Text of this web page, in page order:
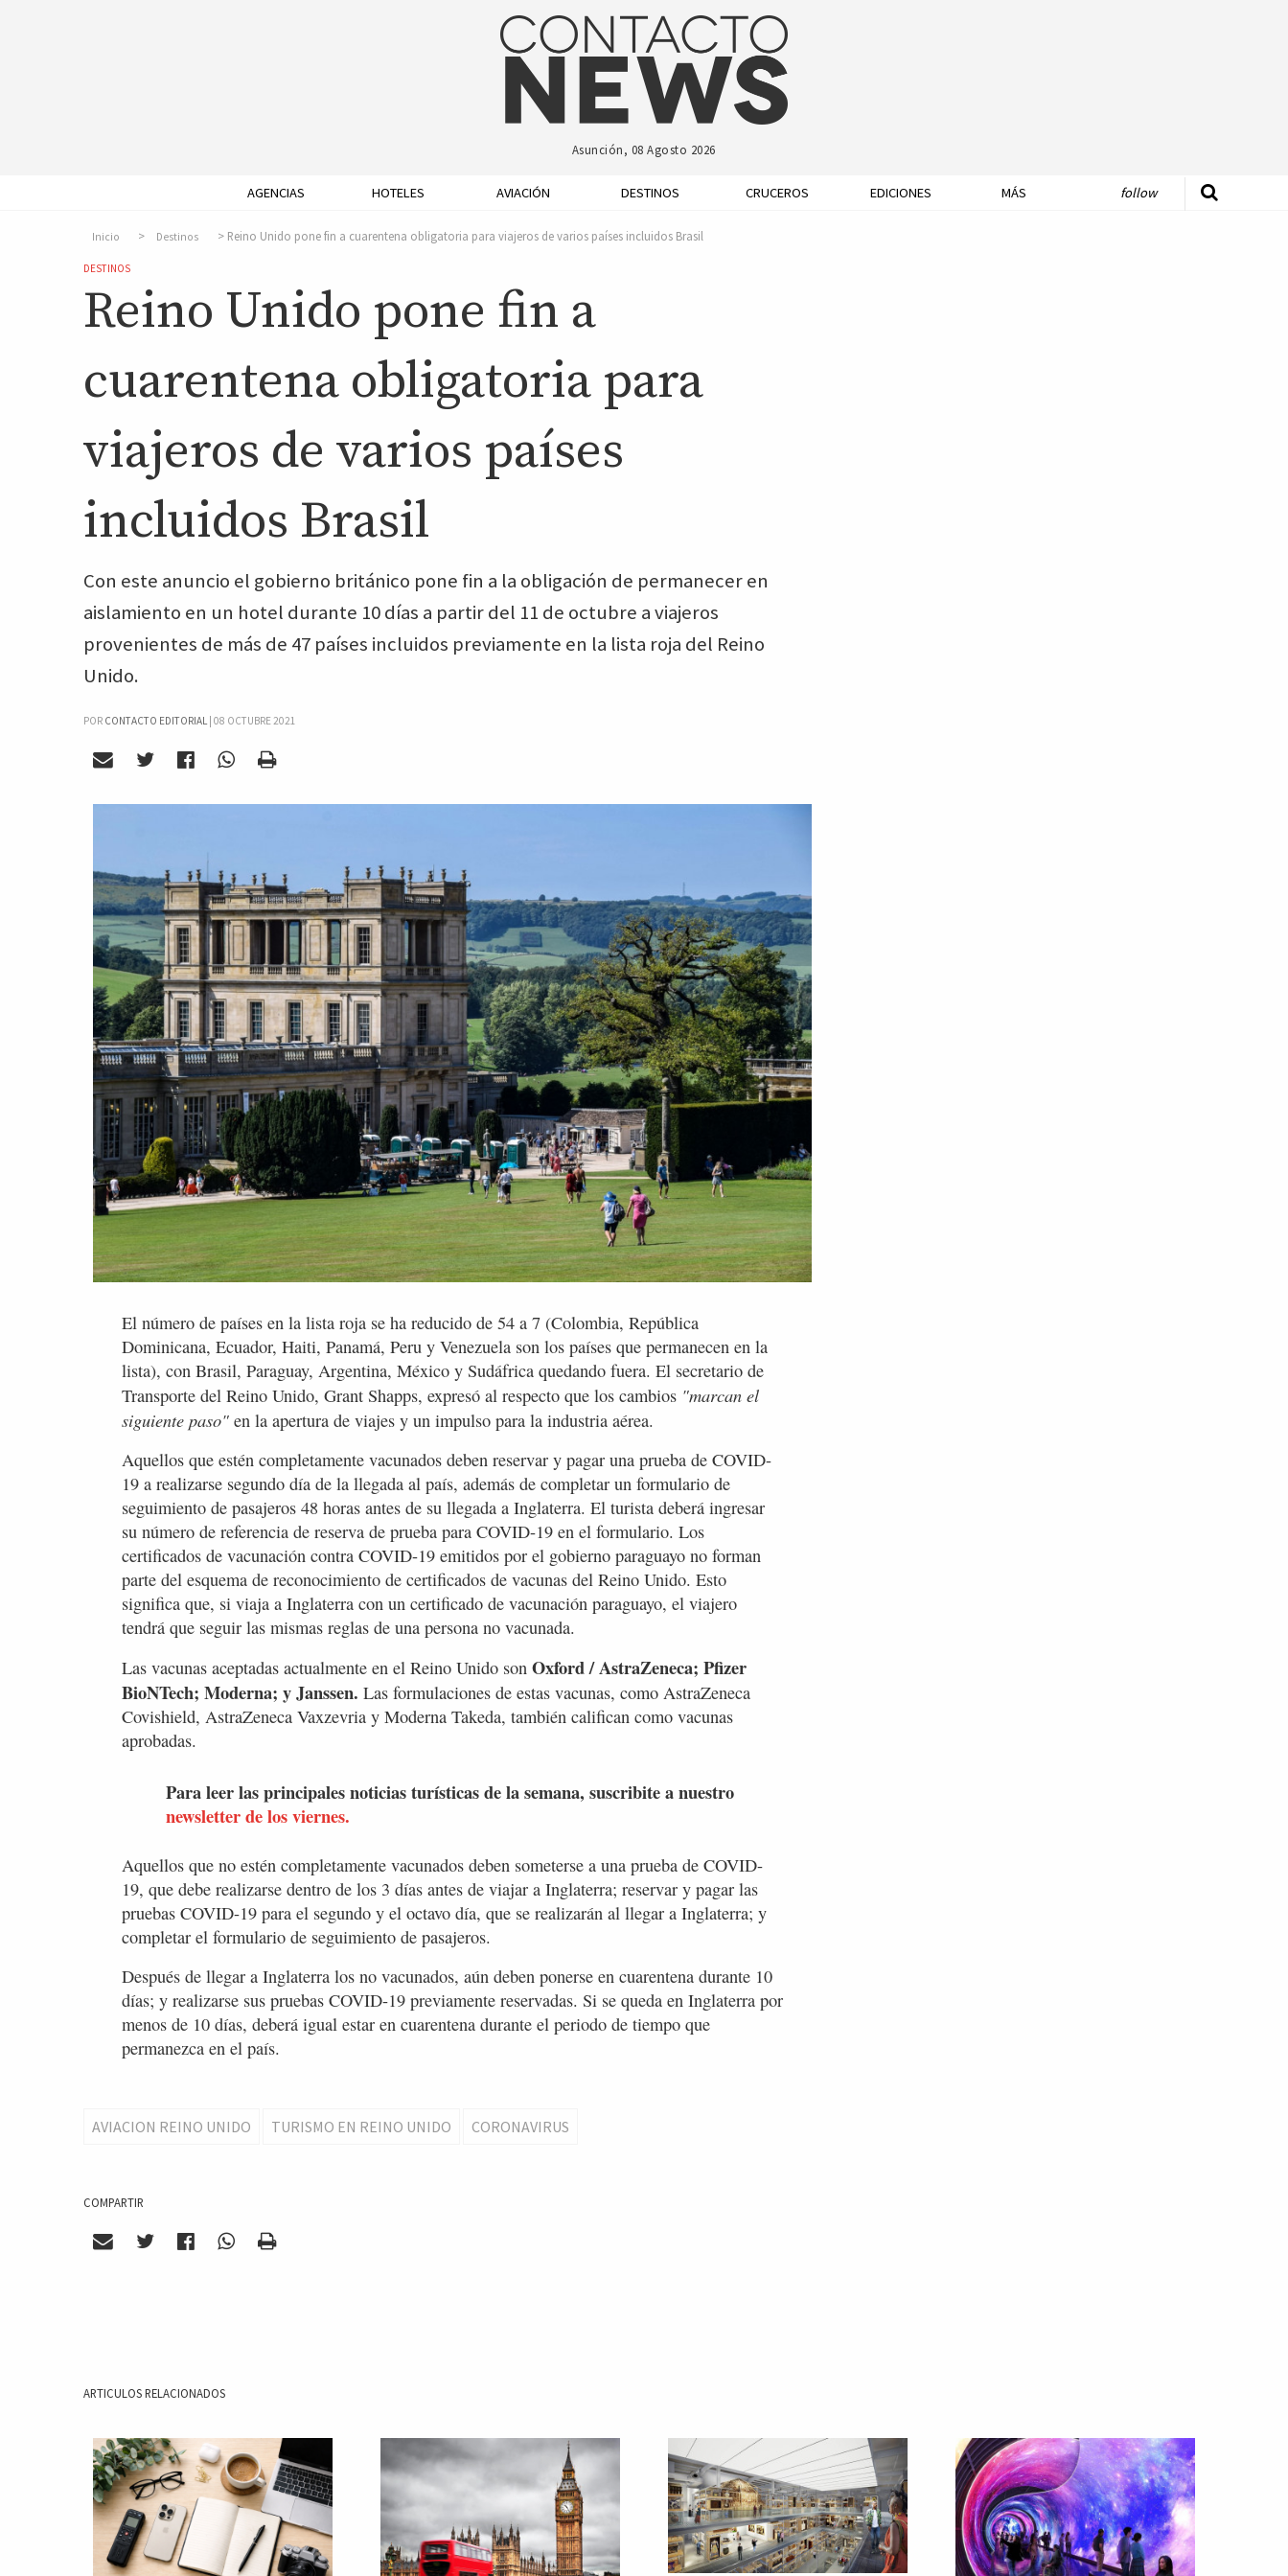
Asunción, 08 Agosto 2026
AGENCIAS HOTELES AVIACIÓN DESTINOS CRUCEROS EDICIONES MÁS follow
Inicio Destinos Reino Unido pone fin a cuarentena obligatoria para viajeros de varios países incluidos Brasil
DESTINOS
Reino Unido pone fin a
cuarentena obligatoria para
viajeros de varios países
incluidos Brasil
Con este anuncio el gobierno británico pone fin a la obligación de permanecer en
aislamiento en un hotel durante 10 días a partir del 11 de octubre a viajeros
provenientes de más de 47 países incluidos previamente en la lista roja del Reino
Unido.
POR CONTACTO EDITORIAL | 08 OCTUBRE 2021
El número de países en la lista roja se ha reducido de 54 a 7 (Colombia, República
Dominicana, Ecuador, Haiti, Panamá, Peru y Venezuela son los países que permanecen en la
lista), con Brasil, Paraguay, Argentina, México y Sudáfrica quedando fuera. El secretario de
Transporte del Reino Unido, Grant Shapps, expresó al respecto que los cambios "marcan el
siguiente paso" en la apertura de viajes y un impulso para la industria aérea.
Aquellos que estén completamente vacunados deben reservar y pagar una prueba de COVID-
19 a realizarse segundo día de la llegada al país, además de completar un formulario de
seguimiento de pasajeros 48 horas antes de su llegada a Inglaterra. El turista deberá ingresar
su número de referencia de reserva de prueba para COVID-19 en el formulario. Los
certificados de vacunación contra COVID-19 emitidos por el gobierno paraguayo no forman
parte del esquema de reconocimiento de certificados de vacunas del Reino Unido. Esto
significa que, si viaja a Inglaterra con un certificado de vacunación paraguayo, el viajero
tendrá que seguir las mismas reglas de una persona no vacunada.
Las vacunas aceptadas actualmente en el Reino Unido son Oxford / AstraZeneca; Pfizer
BioNTech; Moderna; y Janssen. Las formulaciones de estas vacunas, como AstraZeneca
Covishield, AstraZeneca Vaxzevria y Moderna Takeda, también califican como vacunas
aprobadas.
Para leer las principales noticias turísticas de la semana, suscribite a nuestro
newsletter de los viernes.
Aquellos que no estén completamente vacunados deben someterse a una prueba de COVID-
19, que debe realizarse dentro de los 3 días antes de viajar a Inglaterra; reservar y pagar las
pruebas COVID-19 para el segundo y el octavo día, que se realizarán al llegar a Inglaterra; y
completar el formulario de seguimiento de pasajeros.
Después de llegar a Inglaterra los no vacunados, aún deben ponerse en cuarentena durante 10
días; y realizarse sus pruebas COVID-19 previamente reservadas. Si se queda en Inglaterra por
menos de 10 días, deberá igual estar en cuarentena durante el periodo de tiempo que
permanezca en el país.
AVIACION REINO UNIDO TURISMO EN REINO UNIDO CORONAVIRUS
COMPARTIR
ARTICULOS RELACIONADOS